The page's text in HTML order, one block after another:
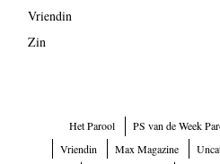
Vriendin
Zin
Het Parool PS van de Week
Vriendin
Max Magazine